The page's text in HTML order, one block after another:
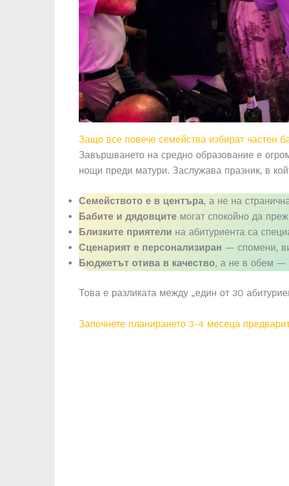
Защо все повече семейства избират частен
Завършването на средно образование е
нощи преди матури. Заслужава празник, в
Семейството е в центъра, а не на
Бабите и дядовците могат спокойно да
Близките приятели на абитуриента са
Сценарият е персонализиран — спомени,
Бюджетът отива в качество, а не в обем —
Това е разликата между „един от 30
Започнете планирането 3-4 месеца